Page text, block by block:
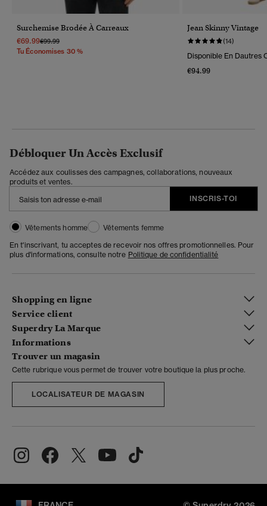
Surchemise Brodée À Carreaux
€69.99Prix Réduit De
€99.99À
Tu Économises 30 %
Jean Skinny Vintage
(14)
Disponible En Dautres
€94.99
Débloquer Un Accès Exclusif
Accédez aux coulisses des campagnes, collaborations, nouveaux
produits et ventes.
INSCRIS-TOI
Vêtements homme
Vêtements femme
En t'inscrivant, tu acceptes de recevoir nos offres promotionnelles. Pour
plus d'informations, consulte notre Politique de confidentialité
Shopping en ligne
Service client
Superdry La Marque
Informations
Trouver un magasin
Cette rubrique vous permet de trouver votre boutique la plus proche.
LOCALISATEUR DE MAGASIN